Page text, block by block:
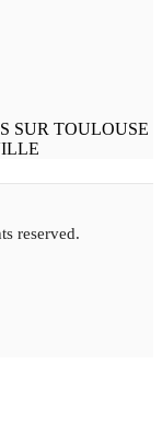
SUR TOULOUSE
reserved.